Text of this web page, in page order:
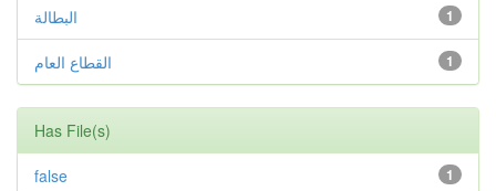
1 البطالة
1 القطاع العام
Has File(s)
1
false